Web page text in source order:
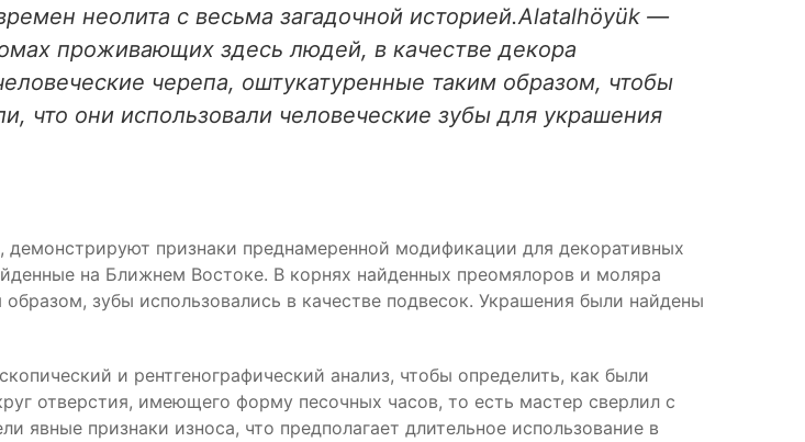
неолита с весьма загадочной историей.Аlatalhöyük —
проживающих здесь людей, в качестве декора
черепа, оштукатуренные таким образом, чтобы
что они использовали человеческие зубы для украшения
признаки преднамеренной модификации для декоративных
на Ближнем Востоке. В корнях найденных преомялоров и моляра
зубы использовались в качестве подвесок. Украшения были найдены
и рентгенографический анализ, чтобы определить, как были
отверстия, имеющего форму песочных часов, то есть мастер сверлил с
признаки износа, что предполагает длительное использование в